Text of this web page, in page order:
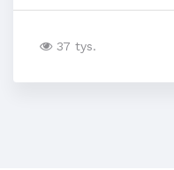
37 tys.